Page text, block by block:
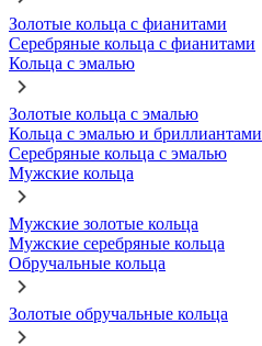
Золотые кольца с фианитами
Серебряные кольца с фианитами
Кольца с эмалью
Золотые кольца с эмалью
Кольца с эмалью и бриллиантами
Серебряные кольца с эмалью
Мужские кольца
Мужские золотые кольца
Мужские серебряные кольца
Обручальные кольца
Золотые обручальные кольца